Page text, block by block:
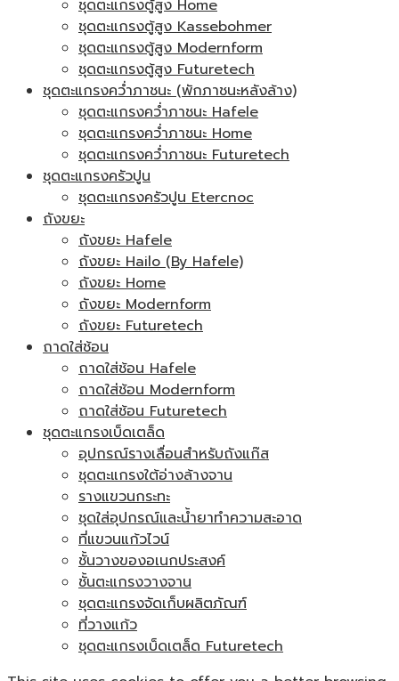
ชุดตะแกรงตู้สูง Home
ชุดตะแกรงตู้สูง Kassebohmer
ชุดตะแกรงตู้สูง Modernform
ชุดตะแกรงตู้สูง Futuretech
ชุดตะแกรงคว่ำภาชนะ (พักภาชนะหลังล้าง)
ชุดตะแกรงคว่ำภาชนะ Hafele
ชุดตะแกรงคว่ำภาชนะ Home
ชุดตะแกรงคว่ำภาชนะ Futuretech
ชุดตะแกรงครัวปูน
ชุดตะแกรงครัวปูน Etercnoc
ถังขยะ
ถังขยะ Hafele
ถังขยะ Hailo (By Hafele)
ถังขยะ Home
ถังขยะ Modernform
ถังขยะ Futuretech
ถาดใส่ช้อน
ถาดใส่ช้อน Hafele
ถาดใส่ช้อน Modernform
ถาดใส่ช้อน Futuretech
ชุดตะแกรงเบ็ดเตล็ด
อุปกรณ์รางเลื่อนสำหรับถังแก๊ส
ชุดตะแกรงใต้อ่างล้างจาน
รางแขวนกระทะ
ชุดใส่อุปกรณ์และน้ำยาทำความสะอาด
ที่แขวนแก้วไวน์
ชั้นวางของอเนกประสงค์
ชั้นตะแกรงวางจาน
ชุดตะแกรงจัดเก็บผลิตภัณฑ์
ที่วางแก้ว
ชุดตะแกรงเบ็ดเตล็ด Futuretech